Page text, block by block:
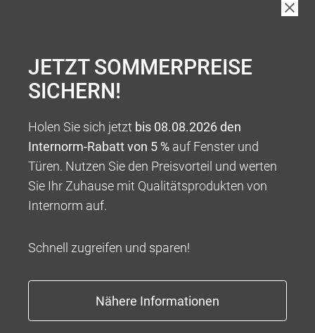
JETZT SOMMERPREISE
SICHERN!
Holen Sie sich jetzt bis 08.08.2026 den
Internorm-Rabatt von 5 % auf Fenster und
Türen. Nutzen Sie den Preisvorteil und werten
Sie Ihr Zuhause mit Qualitätsprodukten von
Internorm auf.
Schnell zugreifen und sparen!